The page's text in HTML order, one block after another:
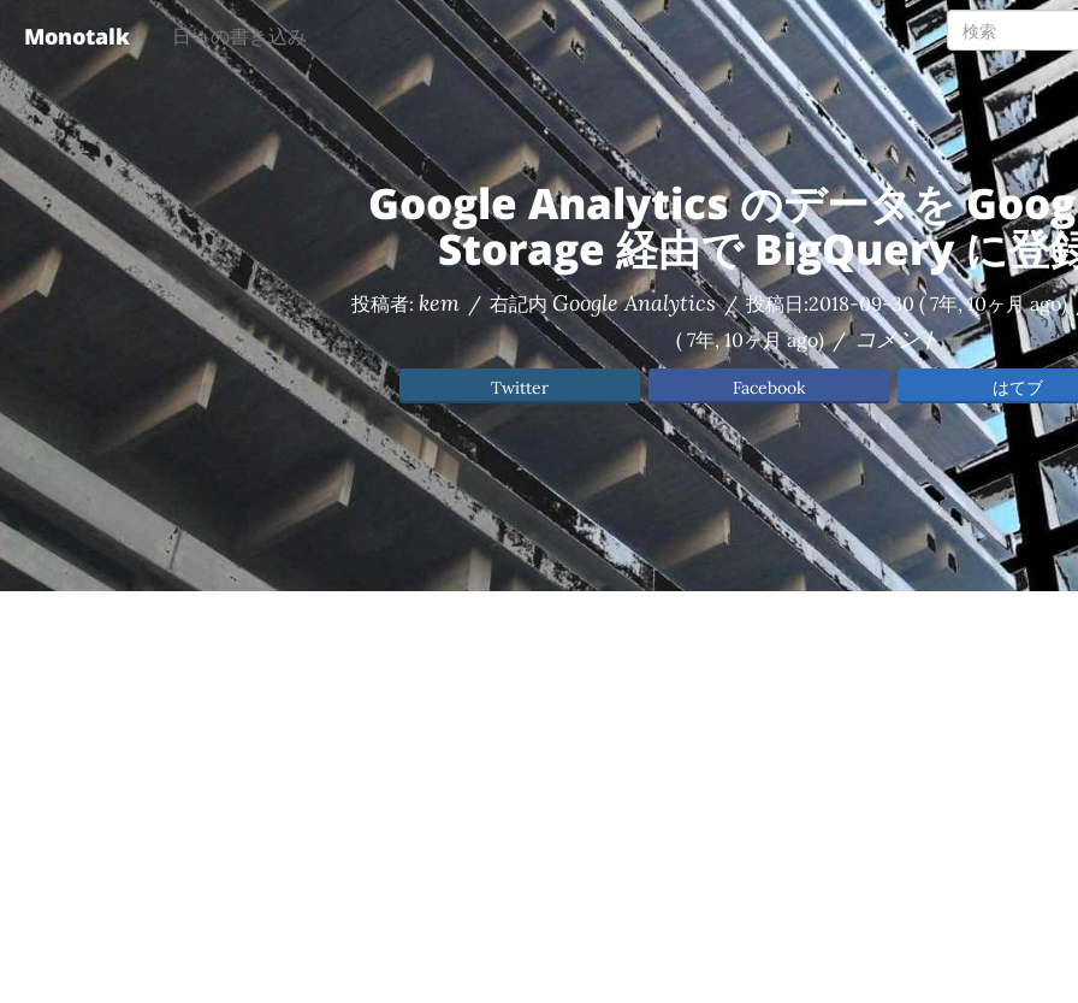
Monotalk 日々の書き込み
Google Analytics のデータを
Storage 経由で BigQuery に登
投稿者: kem / 右記内Google Analytics / 投稿日:2018-09-30 ( 7年, 10ヶ月 ago)
( 7年, 10ヶ月 ago) / コメント
Twitter Facebook はてブ